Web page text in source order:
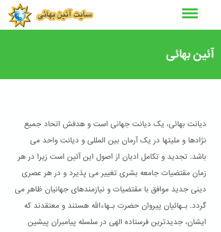
آئین بهائی
دیانت بهائی، یک دیانت جهانی است و هدفش اتحاد جمیع
نژادها و ملیتها در یک آرمان بین المللی و دیانت واحد می
باشد. تجدید و تکامل ادیان از اصول این آئین است زیرا در هر
زمان مقتضیات جامعه بشری تغییر می پذیرد و در هر عصری
دینی جدید موافق با مقتضیات و نیازمندهای جهانیان ظاهر می
گردد. بـهائیان پیروان حضرت بـهاءالله هستند و معتقدند که
ایشان، جدیدترین فرستاده الهی در سلسله پیامبران پیشین